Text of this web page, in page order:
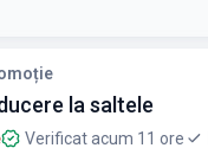
10% se aplică peste
la saltele
Verificat acum 11 ore